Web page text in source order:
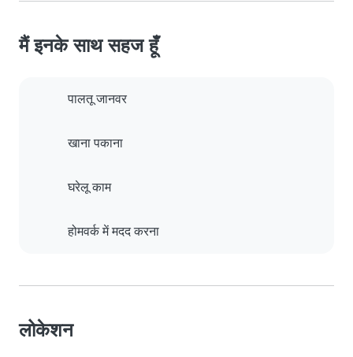
मैं इनके साथ सहज हूँ
पालतू जानवर
खाना पकाना
घरेलू काम
होमवर्क में मदद करना
लोकेशन